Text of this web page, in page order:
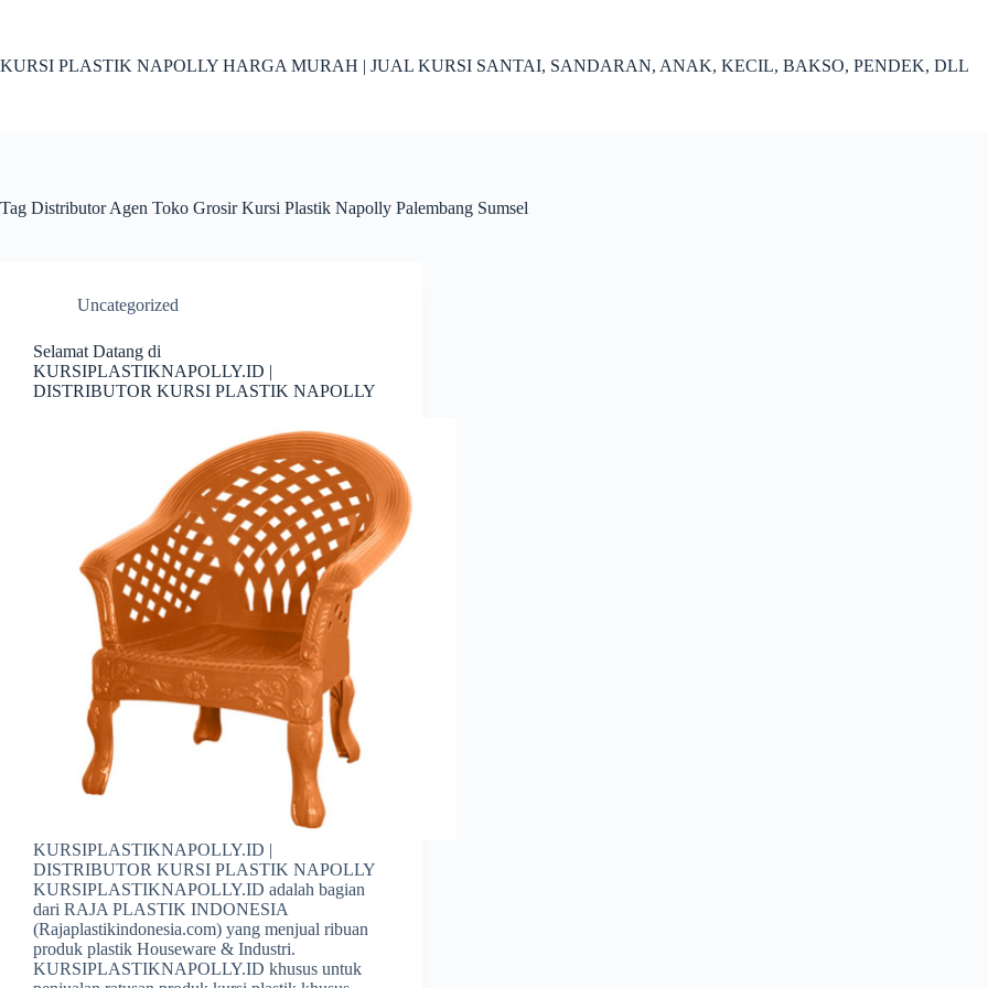
KURSI PLASTIK NAPOLLY HARGA MURAH | JUAL KURSI SANTAI, SANDARAN, ANAK, KECIL, BAKSO, PENDEK, DLL
Tag Distributor Agen Toko Grosir Kursi Plastik Napolly Palembang Sumsel
Uncategorized
Selamat Datang di
KURSIPLASTIKNAPOLLY.ID |
DISTRIBUTOR KURSI PLASTIK NAPOLLY
KURSIPLASTIKNAPOLLY.ID |
DISTRIBUTOR KURSI PLASTIK NAPOLLY
KURSIPLASTIKNAPOLLY.ID adalah bagian
dari RAJA PLASTIK INDONESIA
(Rajaplastikindonesia.com) yang menjual ribuan
produk plastik Houseware & Industri.
KURSIPLASTIKNAPOLLY.ID khusus untuk